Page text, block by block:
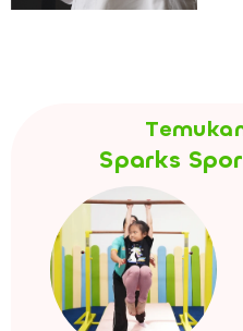
Sparks